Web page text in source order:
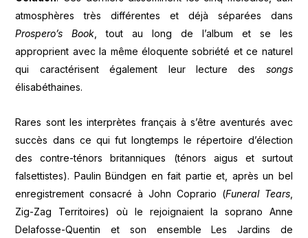
atmosphères très différentes et déjà séparées dans
Prospero’s Book, tout au long de l’album et se les
approprient avec la même éloquente sobriété et ce naturel
qui caractérisent également leur lecture des songs
élisabéthaines.
Rares sont les interprètes français à s’être aventurés avec
succès dans ce qui fut longtemps le répertoire d’élection
des contre-ténors britanniques (ténors aigus et surtout
falsettistes). Paulin Bündgen en fait partie et, après un bel
enregistrement consacré à John Coprario (Funeral Tears,
Zig-Zag Territoires) où le rejoignaient la soprano Anne
Delafosse-Quentin et son ensemble Les Jardins de